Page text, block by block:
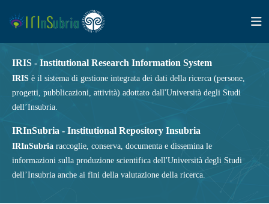
IRIS - Institutional Research Information System
IRIS è il sistema di gestione integrata dei dati della ricerca (persone,
progetti, pubblicazioni, attività) adottato dall'Università degli Studi
dell’Insubria.
IRInSubria - Institutional Repository Insubria
IRInSubria raccoglie, conserva, documenta e dissemina le
informazioni sulla produzione scientifica dell'Università degli Studi
dell’Insubria anche ai fini della valutazione della ricerca.